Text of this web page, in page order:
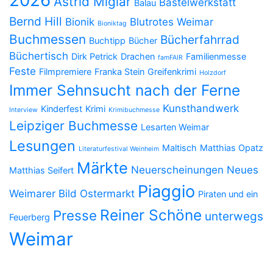
Balau Bastelwerkstatt
Bernd Hill Bionik Bioniktag Blutrotes Weimar
Buchmessen Buchtipp Bücher Bücherfahrrad
Büchertisch Dirk Petrick Drachen famFAIR Familienmesse
Feste Filmpremiere Franka Stein Greifenkrimi Holzdorf
Immer Sehnsucht nach der Ferne
Interview Kinderfest Krimi Krimibuchmesse Kunsthandwerk
Leipziger Buchmesse Lesarten Weimar
Lesungen Literaturfestival Weinheim Maltisch Matthias Opatz
Matthias Seifert Märkte Neuerscheinungen Neues
Weimarer Bild Ostermarkt Piaggio Piraten und ein
Feuerberg Presse Reiner Schöne unterwegs
Weimar